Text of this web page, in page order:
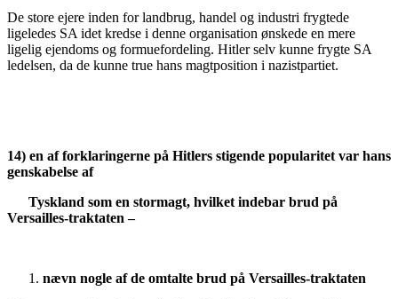
De store ejere inden for landbrug, handel og industri frygtede
ligeledes SA idet kredse i denne organisation ønskede en mere
ligelig ejendoms og formuefordeling. Hitler selv kunne frygte SA
ledelsen, da de kunne true hans magtposition i nazistpartiet.
14) en af forklaringerne på Hitlers stigende popularitet var hans
genskabelse af
Tyskland som en stormagt, hvilket indebar brud på
Versailles-traktaten –
nævn nogle af de omtalte brud på Versailles-traktaten